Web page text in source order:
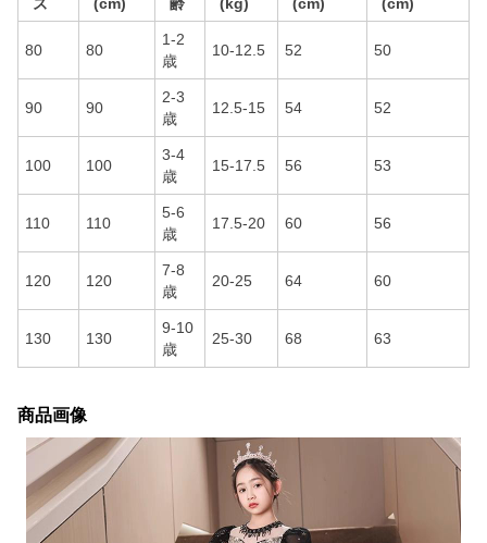
80 80
1-2
歳
10-12.5 52 50
90 90
2-3
歳
12.5-15 54 52
100 100
3-4
歳
15-17.5 56 53
110 110
5-6
歳
17.5-20 60 56
120 120
7-8
歳
20-25 64 60
130 130
9-10
歳
25-30 68 63
商品画像